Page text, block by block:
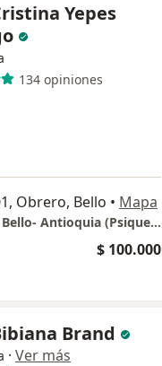
Yepes
134 opiniones
Obrero, Bello • Mapa
Consultorio Psicológico en Bello- Antioquia (Psiqueracional)
$ 100.000
Brand
· Ver más